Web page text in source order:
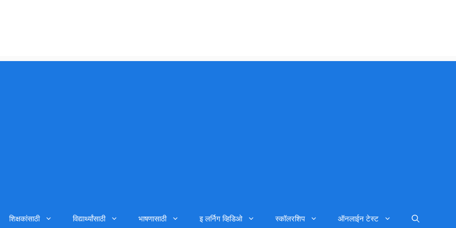
शिक्षकांसाठी विद्यार्थ्यांसाठी भाषणासाठी इ लर्निग व्हिडिओ स्कॉलरशिप ऑनलाईन टेस्ट